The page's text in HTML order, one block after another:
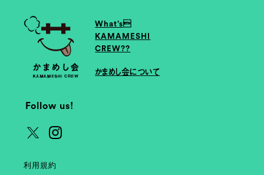
What’s
KAMAMESHI
CREW??
かまめし会について
Follow us!
利用規約